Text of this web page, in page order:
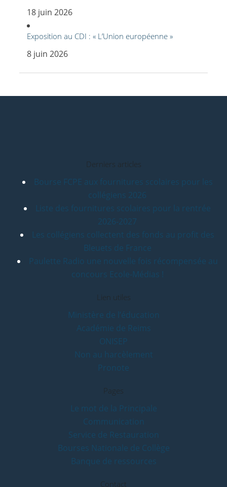
18 juin 2026
Exposition au CDI : « L’Union européenne »
8 juin 2026
Derniers articles
Bourse FCPE aux fournitures scolaires pour les
collégiens 2026
Liste des fournitures scolaires pour la rentrée
2026-2027
Les collégiens collectent des fonds au profit des
Bleuets de France
Paulette Radio une nouvelle fois récompensée au
concours Ecole-Médias !
Lien utiles
Ministère de l’éducation
Académie de Reims
ONISEP
Non au harcèlement
Pronote
Pages
Le mot de la Principale
Communication
Service de Restauration
Bourses Nationale de Collège
Banque de ressources
Contact